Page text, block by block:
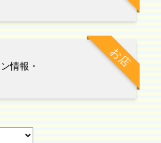
お店
情報・